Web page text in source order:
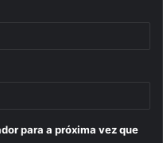
para a próxima vez que